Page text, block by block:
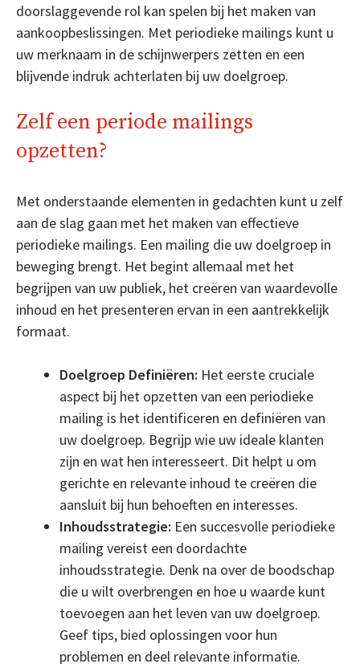
doorslaggevende rol kan spelen bij het maken van
aankoopbeslissingen. Met periodieke mailings kunt u
uw merknaam in de schijnwerpers zetten en een
blijvende indruk achterlaten bij uw doelgroep.
Zelf een periode mailings
opzetten?
Met onderstaande elementen in gedachten kunt u zelf
aan de slag gaan met het maken van effectieve
periodieke mailings. Een mailing die uw doelgroep in
beweging brengt. Het begint allemaal met het
begrijpen van uw publiek, het creëren van waardevolle
inhoud en het presenteren ervan in een aantrekkelijk
formaat.
Doelgroep Definiëren: Het eerste cruciale
aspect bij het opzetten van een periodieke
mailing is het identificeren en definiëren van
uw doelgroep. Begrijp wie uw ideale klanten
zijn en wat hen interesseert. Dit helpt u om
gerichte en relevante inhoud te creëren die
aansluit bij hun behoeften en interesses.
Inhoudsstrategie: Een succesvolle periodieke
mailing vereist een doordachte
inhoudsstrategie. Denk na over de boodschap
die u wilt overbrengen en hoe u waarde kunt
toevoegen aan het leven van uw doelgroep.
Geef tips, bied oplossingen voor hun
problemen en deel relevante informatie.